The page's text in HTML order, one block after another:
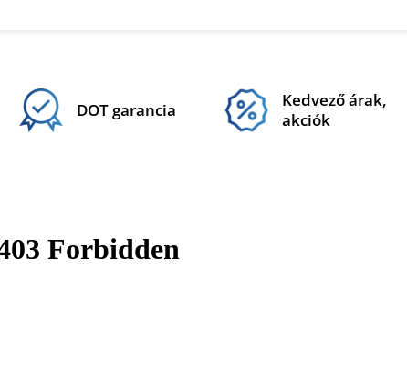
DOT garancia
Kedvező árak,
akciók